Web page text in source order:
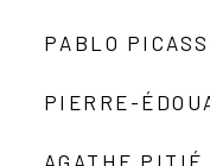
PABLO
PIERRE-
AGATHE PITIÉ